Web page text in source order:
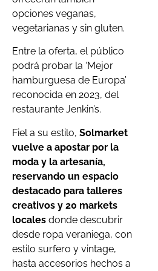
opciones veganas,
vegetarianas y sin gluten.
Entre la oferta, el público
podrá probar la ‘Mejor
hamburguesa de Europa’
reconocida en 2023, del
restaurante Jenkin’s.
Fiel a su estilo, Solmarket
vuelve a apostar por la
moda y la artesanía,
reservando un espacio
destacado para talleres
creativos y 20 markets
locales donde descubrir
desde ropa veraniega, con
estilo surfero y vintage,
hasta accesorios hechos a